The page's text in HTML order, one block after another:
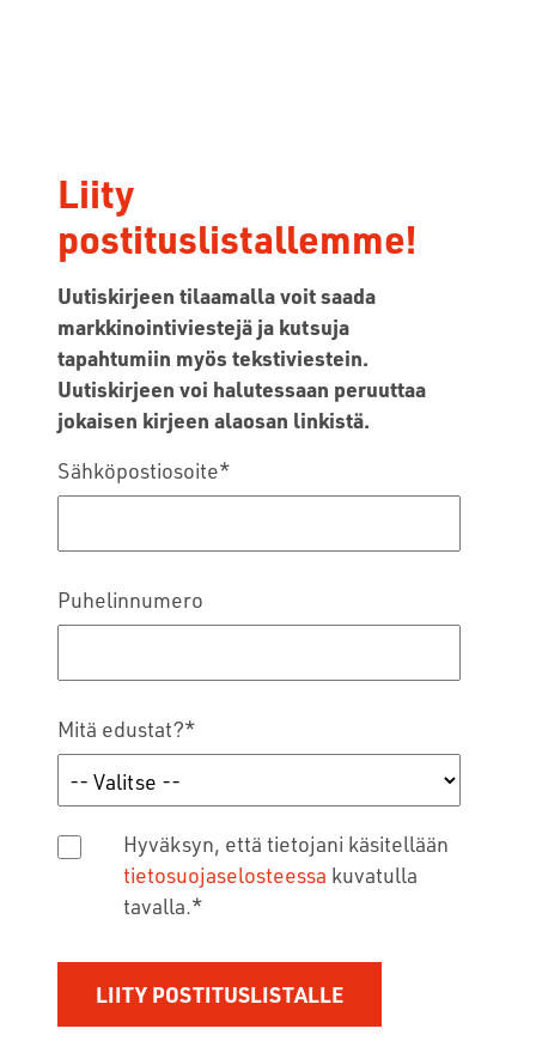
Liity
postituslistallemme!
Uutiskirjeen tilaamalla voit saada
markkinointiviestejä ja kutsuja
tapahtumiin myös tekstiviestein.
Uutiskirjeen voi halutessaan peruuttaa
jokaisen kirjeen alaosan linkistä.
Sähköpostiosoite*
Puhelinnumero
Mitä edustat?*
Hyväksyn, että tietojani käsitellään
tietosuojaselosteessa kuvatulla
tavalla.*